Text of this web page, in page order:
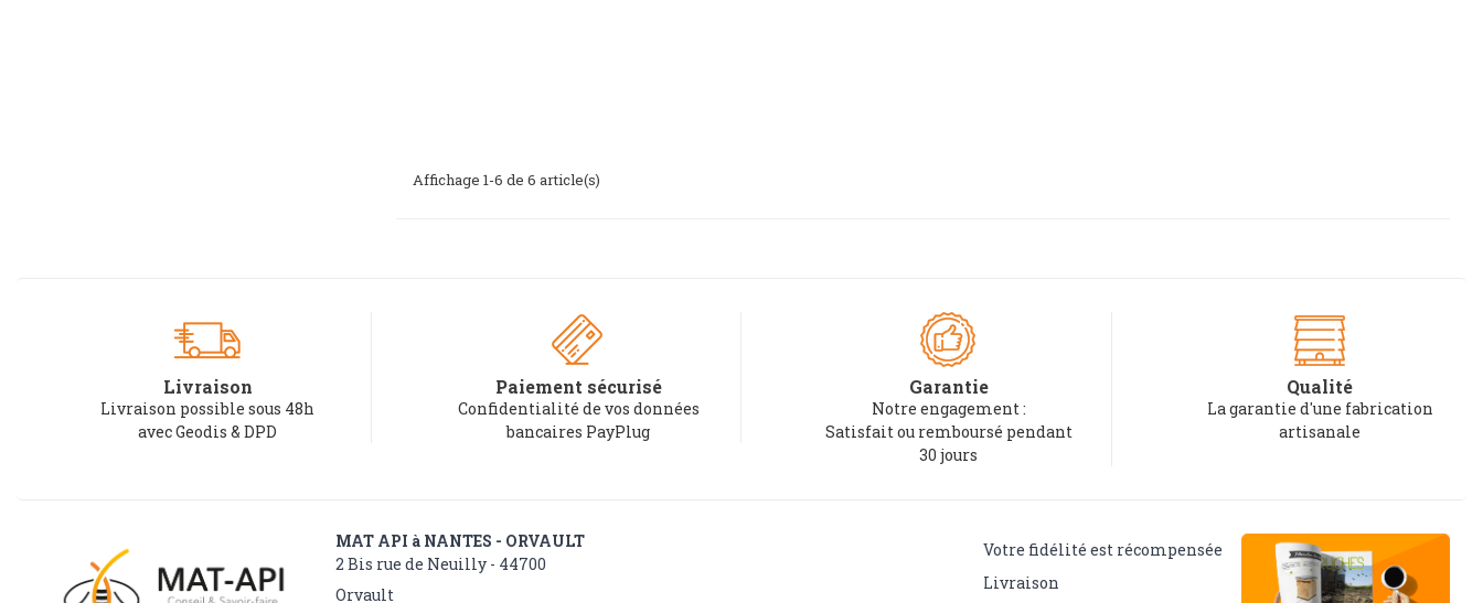
Affichage 1-6 de 6 article(s)
Livraison
Livraison possible sous 48h
avec Geodis & DPD
Paiement sécurisé
Confidentialité de vos données
bancaires PayPlug
Garantie
Notre engagement :
Satisfait ou remboursé pendant
30 jours
Qualité
La garantie d'une fabrication
artisanale
MAT API à NANTES - ORVAULT
2 Bis rue de Neuilly - 44700
Orvault
Votre fidélité est récompensée
Livraison